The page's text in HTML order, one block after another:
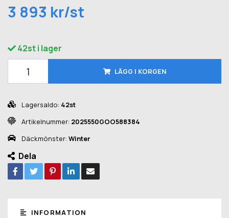
3 893 kr/st
42st i lager
LÄGG I KORGEN
Lagersaldo: 42st
Artikelnummer: 2025550GOO588384
Däckmönster: Winter
Dela
INFORMATION